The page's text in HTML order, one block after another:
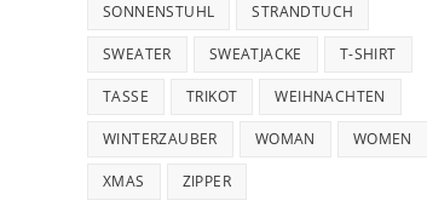
SONNENSTUHL STRANDTUCH
SWEATER SWEATJACKE T-SHIRT
TASSE TRIKOT WEIHNACHTEN
WINTERZAUBER WOMAN WOMEN
XMAS ZIPPER